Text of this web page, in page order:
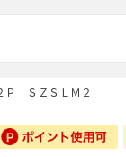
Ｐ ＳＺＳＬＭ２